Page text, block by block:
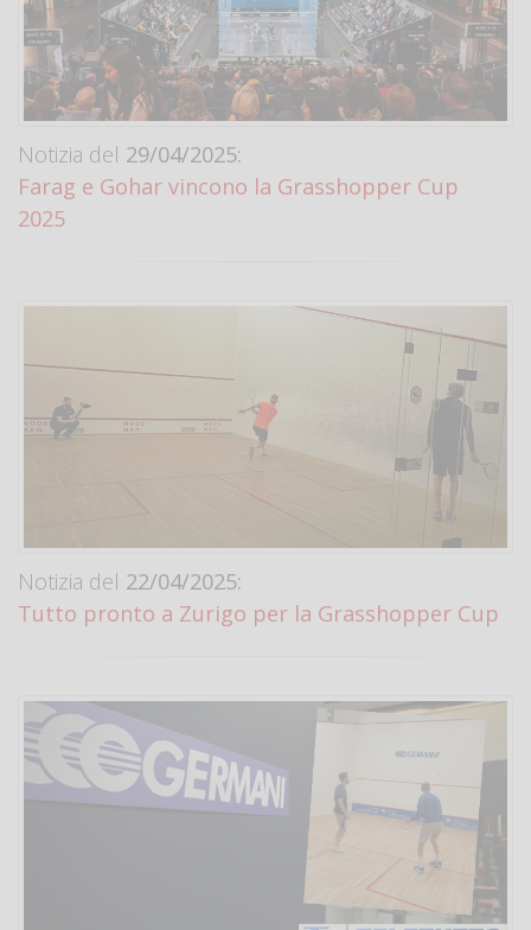
Notizia del 29/04/2025:
Farag e Gohar vincono la Grasshopper Cup
2025
Notizia del 22/04/2025:
Tutto pronto a Zurigo per la Grasshopper Cup